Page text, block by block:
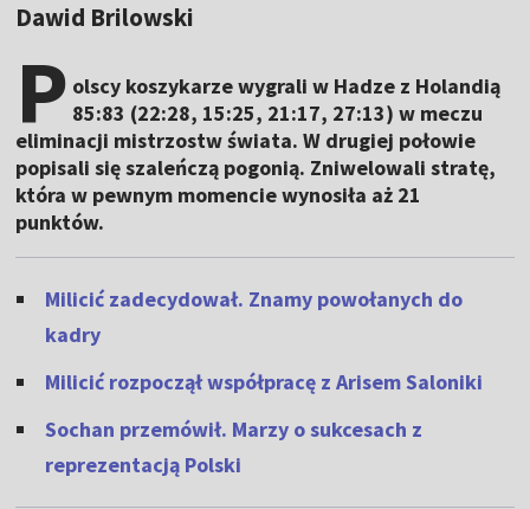
Dawid Brilowski
P olscy koszykarze wygrali w Hadze z Holandią
85:83 (22:28, 15:25, 21:17, 27:13) w meczu
eliminacji mistrzostw świata. W drugiej połowie
popisali się szaleńczą pogonią. Zniwelowali stratę,
która w pewnym momencie wynosiła aż 21
punktów.
Milicić zadecydował. Znamy powołanych do
kadry
Milicić rozpoczął współpracę z Arisem Saloniki
Sochan przemówił. Marzy o sukcesach z
reprezentacją Polski